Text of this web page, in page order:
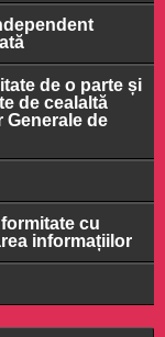
de o parte și
de cealaltă
de
cu
informațiilor